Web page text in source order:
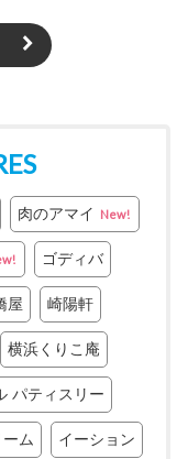
肉のアマイ New!
ゴディバ
屋 崎陽軒
横浜くりこ庵
パティスリー
ム イーション